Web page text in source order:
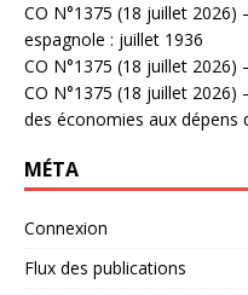
CO N°1375 (18 juillet 2026)
espagnole : juillet 1936
CO N°1375 (18 juillet 2026)
CO N°1375 (18 juillet 2026)
des économies aux dépens
MÉTA
Connexion
Flux des publications